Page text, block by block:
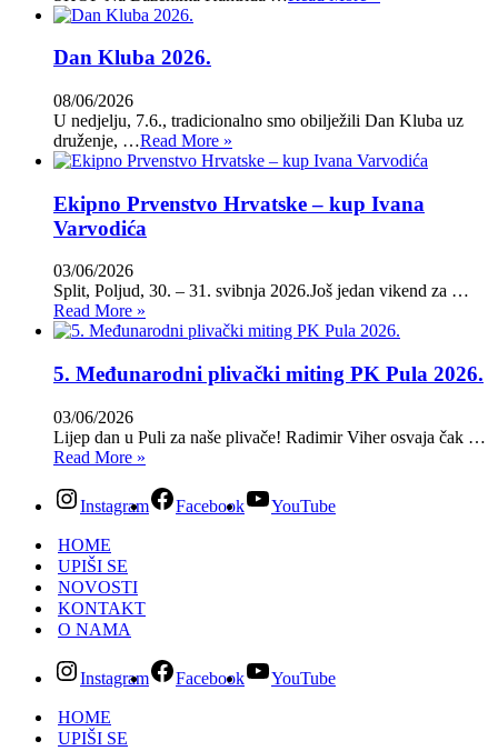
Dan Kluba 2026.
08/06/2026
U nedjelju, 7.6., tradicionalno smo obilježili Dan Kluba uz
druženje, …Read More »
Ekipno Prvenstvo Hrvatske – kup Ivana
Varvodića
03/06/2026
Split, Poljud, 30. – 31. svibnja 2026.Još jedan vikend za …
Read More »
5. Međunarodni plivački miting PK Pula 2026.
03/06/2026
Lijep dan u Puli za naše plivače! Radimir Viher osvaja čak …
Read More »
Instagram Facebook YouTube
HOME
UPIŠI SE
NOVOSTI
KONTAKT
O NAMA
Instagram Facebook YouTube
HOME
UPIŠI SE